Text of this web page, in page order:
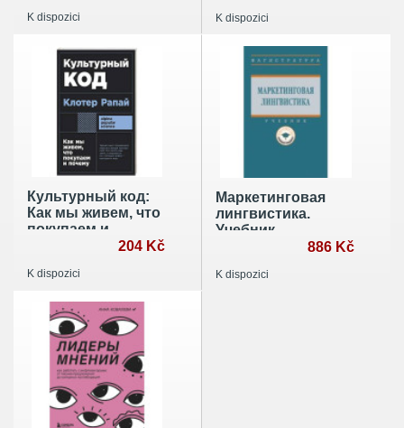
интеллекта
K dispozici K dispozici
Культурный код:
Как мы живем, что
покупаем и
204 Kč
K dispozici
Маркетинговая
лингвистика.
Учебник
886 Kč
K dispozici